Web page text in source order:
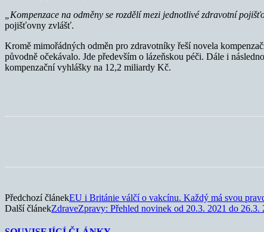
„Kompenzace na odměny se rozdělí mezi jednotlivé zdravotní
pojišťovny zvlášť.
Kromě mimořádných odměn pro zdravotníky řeší novela
původně očekávalo. Jde především o lázeňskou péči. Dále i
kompenzační vyhlášky na 12,2 miliardy Kč.
Předchozí článekEU i Británie válčí o vakcínu. Každý má svou
Další článekZdraveZpravy: Přehled novinek od 20.3. 2021 do 26.3.